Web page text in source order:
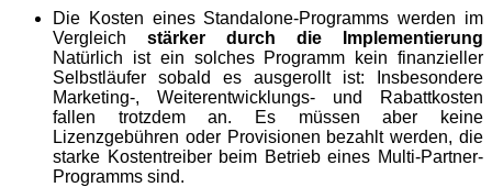
Die Kosten eines Standalone-Programms werden im
Vergleich stärker durch die Implementierung
Natürlich ist ein solches Programm kein finanzieller
Selbstläufer sobald es ausgerollt ist: Insbesondere
Marketing-, Weiterentwicklungs- und Rabattkosten
fallen trotzdem an. Es müssen aber keine
Lizenzgebühren oder Provisionen bezahlt werden, die
starke Kostentreiber beim Betrieb eines Multi-Partner-
Programms sind.